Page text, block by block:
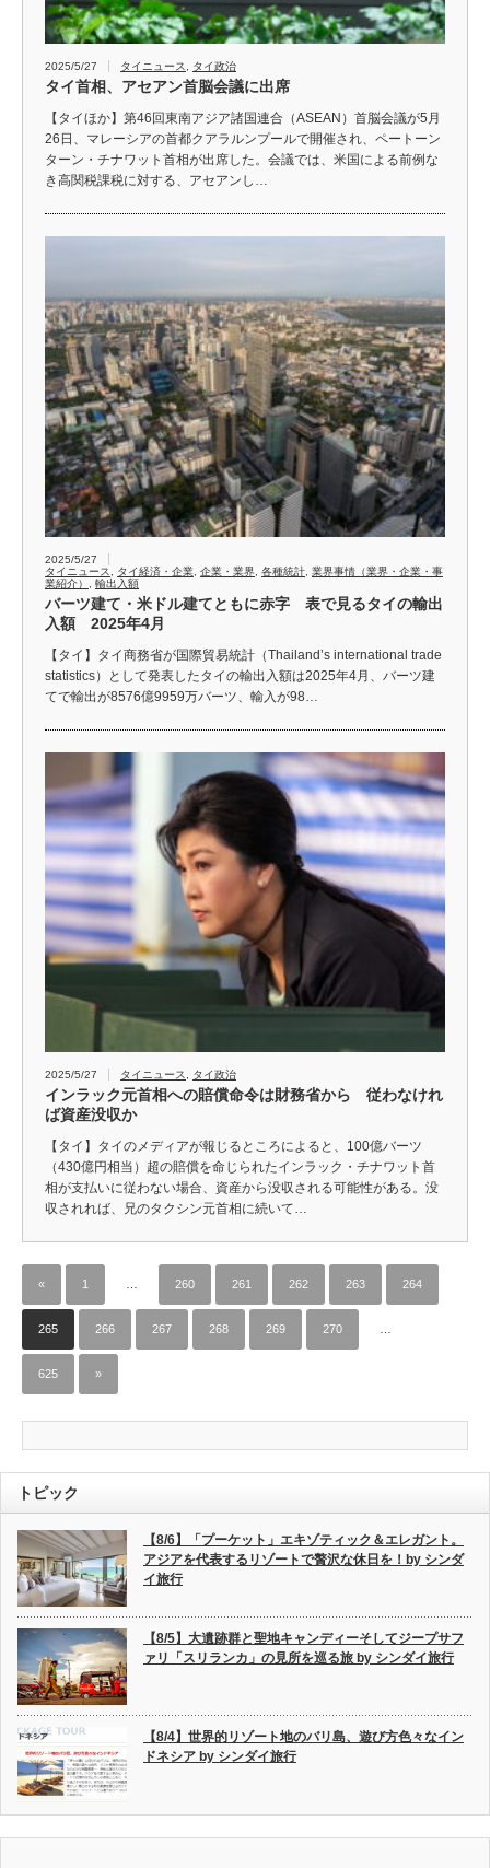
2025/5/27 タイニュース タイ政治
タイ首相、アセアン首脳会議に出席
【タイほか】第46回東南アジア諸国連合（ASEAN）首脳会議が5月
26日、マレーシアの首都クアラルンプールで開催され、ペートーン
ターン・チナワット首相が出席した。会議では、米国による前例な
き高関税課税に対する、アセアンし…
2025/5/27
タイニュース
タイ経済・企業 企業・業界 各種統計 業界事情（業界・企業・事
業紹介）
輸出入額
バーツ建て・米ドル建てともに赤字 表で見るタイの輸出
入額 2025年4月
【タイ】タイ商務省が国際貿易統計（Thailand’s international trade
statistics）として発表したタイの輸出入額は2025年4月、バーツ建
てで輸出が8576億9959万バーツ、輸入が98…
2025/5/27 タイニュース タイ政治
インラック元首相への賠償命令は財務省から 従わなけれ
ば資産没収か
【タイ】タイのメディアが報じるところによると、100億バーツ
（430億円相当）超の賠償を命じられたインラック・チナワット首
相が支払いに従わない場合、資産から没収される可能性がある。没
収されれば、兄のタクシン元首相に続いて…
« 1 260 261 262 263 264
265 266 267 268 269 270
625 »
トピック
【8/6】「プーケット」エキゾティック＆エレガント。
アジアを代表するリゾートで贅沢な休日を！by シンダ
イ旅行
【8/5】大遺跡群と聖地キャンディーそしてジープサフ
ァリ「スリランカ」の見所を巡る旅 by シンダイ旅行
【8/4】世界的リゾート地のバリ島、遊び方色々なイン
ドネシア by シンダイ旅行